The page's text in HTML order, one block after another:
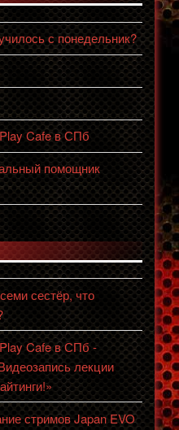
с понедельник?
Cafe в СПб
помощник
сестёр, что
Cafe в СПб -
лекции
стримов Japan EVO